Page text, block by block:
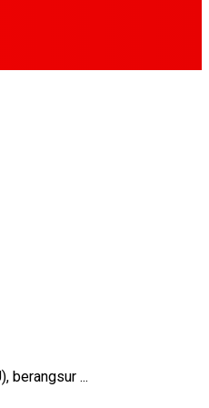
berangsur ...